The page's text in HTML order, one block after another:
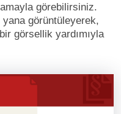
görebilirsiniz.
görüntüleyerek,
görsellik yardımıyla